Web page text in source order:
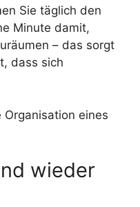
Sie täglich den
Minute damit,
– das sorgt
dass sich
eines
wieder